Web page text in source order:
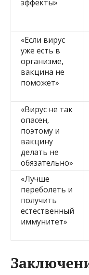
эффекты»
«Если вирус
уже есть в
организме,
вакцина не
поможет»
«Вирус не так
опасен,
поэтому и
вакцину
делать не
обязательно»
«Лучше
переболеть и
получить
естественный
иммунитет»